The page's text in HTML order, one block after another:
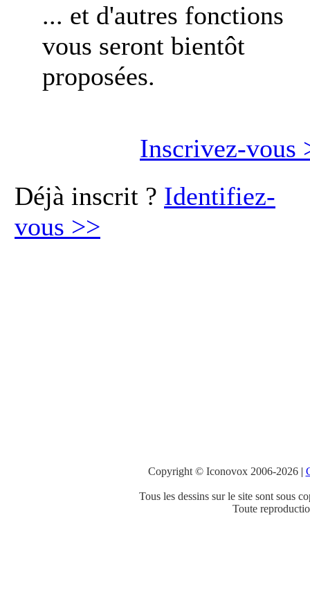
... et d'autres fonctions
vous seront bientôt
proposées.
Inscrivez-vous
Déjà inscrit ? Identifiez-
vous >>
Copyright © Iconovox 2006-2026|
Tous les dessins sur le site sont sous
Toute